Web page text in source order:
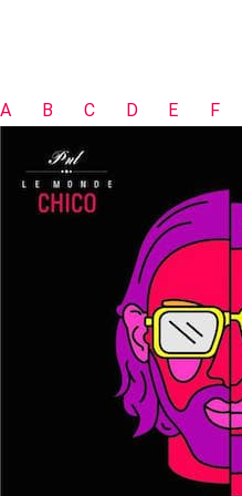
A B C D E F